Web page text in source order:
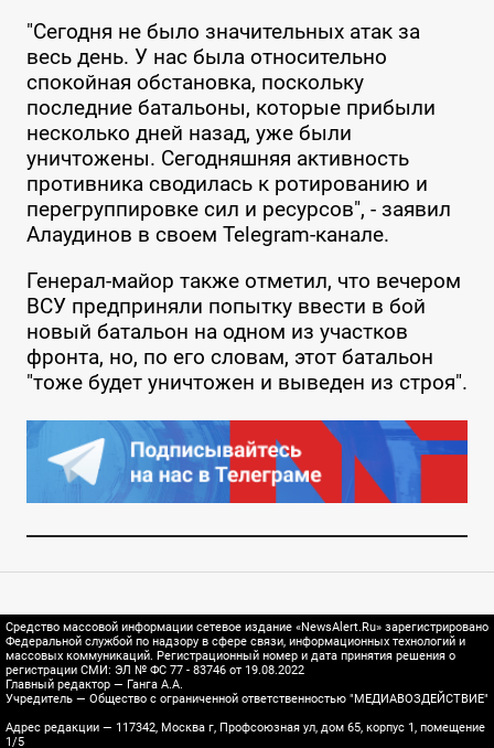
"Сегодня не было значительных атак за
весь день. У нас была относительно
спокойная обстановка, поскольку
последние батальоны, которые прибыли
несколько дней назад, уже были
уничтожены. Сегодняшняя активность
противника сводилась к ротированию и
перегруппировке сил и ресурсов", - заявил
Алаудинов в своем Telegram-канале.
Генерал-майор также отметил, что вечером
ВСУ предприняли попытку ввести в бой
новый батальон на одном из участков
фронта, но, по его словам, этот батальон
"тоже будет уничтожен и выведен из строя".
Средство массовой информации сетевое издание «NewsAlert.Ru» зарегистрировано
Федеральной службой по надзору в сфере связи, информационных технологий и
массовых коммуникаций. Регистрационный номер и дата принятия решения о
регистрации СМИ: ЭЛ № ФС 77 - 83746 от 19.08.2022
Главный редактор — Ганга А.А.
Учредитель — Общество с ограниченной ответственностью "МЕДИАВОЗДЕЙСТВИЕ"
Адрес редакции — 117342, Москва г, Профсоюзная ул, дом 65, корпус 1, помещение
1/5